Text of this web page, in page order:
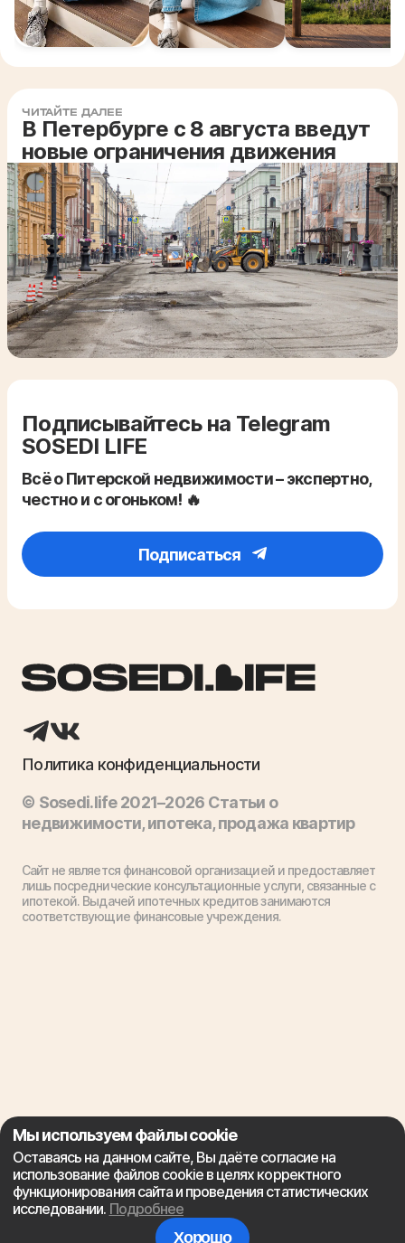
ЧИТАЙТЕ ДАЛЕЕ
В Петербурге с 8 августа введут
новые ограничения движения
Подписывайтесь на Telegram
SOSEDI LIFE
Всё о Питерской недвижимости – экспертно,
честно и с огоньком! 🔥
Подписаться
Политика конфиденциальности
© Sosedi.life 2021–2026 Статьи о
недвижимости, ипотека, продажа квартир
Сайт не является финансовой организацией и предоставляет
лишь посреднические консультационные услуги, связанные с
ипотекой. Выдачей ипотечных кредитов занимаются
соответствующие финансовые учреждения.
Мы используем файлы cookie
Оставаясь на данном сайте, Вы даёте согласие на
использование файлов cookie в целях корректного
функционирования сайта и проведения статистических
исследовании. Подробнее
Хорошо